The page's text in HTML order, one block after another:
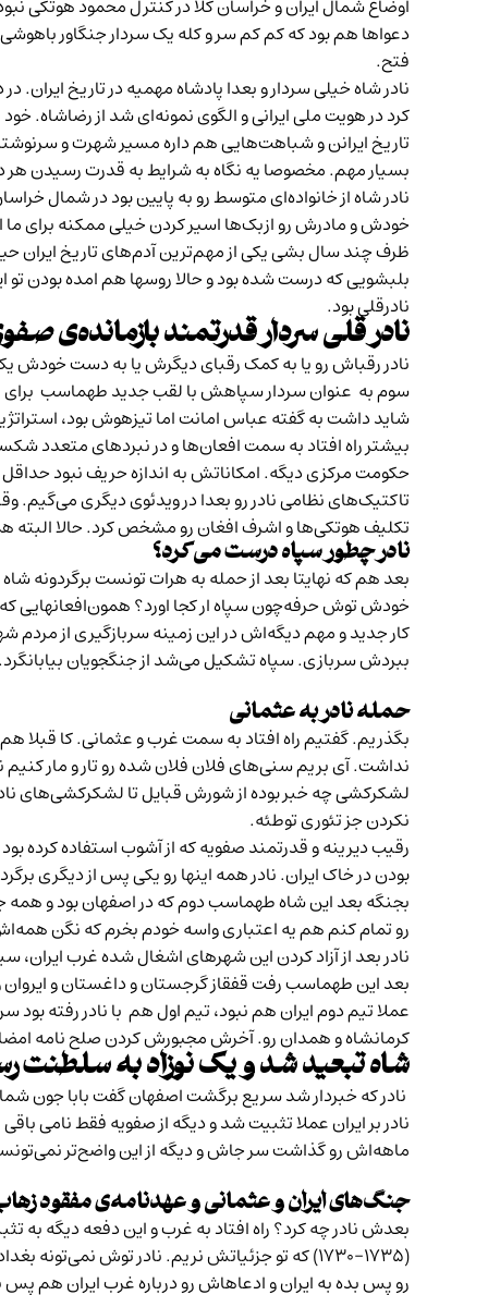
اوضاع شمال ایران و خراسان کلا در کنترل محمود هوتکی
دعواها هم بود که کم کم سر و کله یک سردار جنگاور
فتح.
نادر شاه خیلی سردار و بعدا پادشاه مهمیه در تاریخ
کرد در هویت ملی ایرانی و الگوی نمونه‌ای شد از
تاریخ ایرانن و شباهت‌هایی هم داره مسیر شهرت و
بسیار مهم. مخصوصا یه نگاه به شرایط به قدرت رسیدن هر
نادر شاه از خانواده‌ای متوسط رو به پایین بود در شمال
خودش و مادرش رو ازبک‌ها اسیر کردن خیلی ممکنه برای ما
ظرف چند سال بشی یکی از مهم‌ترین آدم‌های تاریخ ایران
بلبشویی که درست شده بود و حالا روسها هم امده بودن تو
نادرقلی بود.
نادر قلی سردار قدرتمند بازمانده‌ی
نادر رقباش رو یا به کمک رقبای دیگرش یا به دست خودش
سوم به عنوان سردار سپاهش با لقب جدید طهماسب برای
شاید داشت به گفته عباس امانت اما تیزهوش بود،
بیشتر راه افتاد به سمت افعان‌ها و در نبردهای متعدد
حکومت مرکزی دیگه. امکاناتش به اندازه حریف نبود حداقل
تاکتیک‌های نظامی نادر رو بعدا در ویدئوی دیگری
تکلیف هوتکی‌ها و اشرف افغان رو مشخص کرد. حالا البته
نادر چطور سپاه درست می‌کرد؟
بعد هم که نهایتا بعد از حمله به هرات تونست برگردونه
خودش توش حرفه‌چون سپاه ار کجا اورد؟
کار جدید و‌ مهم دیگه‌اش در این زمینه سربازگیری از مردم
ببردش سربازی. سپاه تشکیل می‌شد از جنگجویان
حمله نادر به عثمانی
بگذریم. گفتیم راه افتاد به سمت غرب و عثمانی. کا
لشکرکشی چه خبر بوده از شورش قبایل تا لشکرکشی‌های
نکردن جز تئوری توطئه.
رقیب دیرینه و قدرتمند صفویه که از آشوب استفاده کرده بود
بودن در خاک ایران. نادر همه اینها رو یکی پس از دیگری
بجنگه بعد این شاه طهماسب دوم که در اصفهان بود و
رو تمام کنم هم یه اعتباری واسه خودم بخرم که نگن
نادر بعد از آزاد کردن این شهرهای اشغال شده غرب
بعد این طهماسب رفت قفقاز گرجستان و داغستان و ایروان
عملا تیم دوم ایران هم نبود، تیم اول هم با نادر رفته
کرمانشاه و همدان رو. آخرش مجبورش کردن صلح نامه
شاه تبعید شد و یک نوزاد به سلطنت
نادر که خبردار شد سریع برگشت اصفهان گفت بابا جون
نادر بر ایران عملا تثبیت شد و دیگه از صفویه فقط
ماهه‌اش رو گذاشت سر جاش و دیگه از این واضح‌تر
جنگ‌های ایران و عثمانی و عهدنامه‌ی مفقود
بعدش نادر چه کرد؟ راه افتاد به غرب و این دفعه دیگه به
(۱۷۳۵–۱۷۳۰) که تو جزئیاتش نریم. نادر توش
رو پس بده به ایران و ادعاهاش رو درباره غرب ایران هم پس